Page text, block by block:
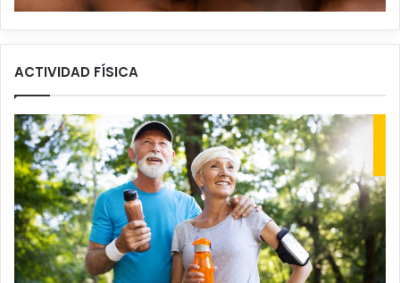
ACTIVIDAD FÍSICA